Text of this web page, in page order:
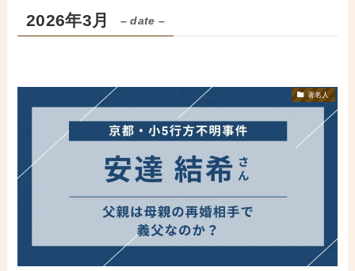
2026年3月 – date –
著名人